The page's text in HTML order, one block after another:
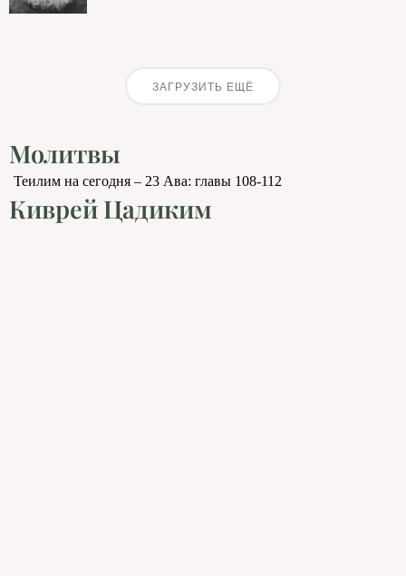
ЗАГРУЗИТЬ ЕЩЁ
Молитвы
Теилим на сегодня – 23 Ава: главы 108-112
Киврей Цадиким